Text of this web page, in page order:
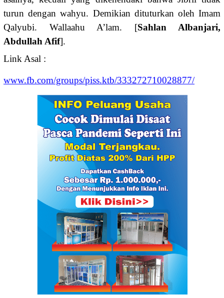
turun dengan wahyu. Demikian dituturkan oleh Imam
Qalyubi. Wallaahu A’lam. [Sahlan Albanjari,
Abdullah Afif].
Link Asal :
www.fb.com/groups/piss.ktb/333272710028877/